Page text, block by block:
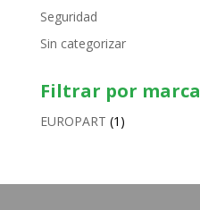
Seguridad
Sin categorizar
Filtrar por marca
EUROPART (1)